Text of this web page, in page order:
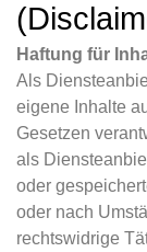
Haftung für
Als
eigene Inhalte
Gesetzen
als
oder
oder nach
rechtswidrige